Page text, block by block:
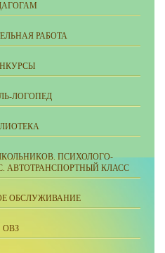
РАБОТА
ЛОГОПЕД
ПСИХОЛОГО-
АВТОТРАНСПОРТНЫЙ КЛАСС
ОБСЛУЖИВАНИЕ
ОВЗ